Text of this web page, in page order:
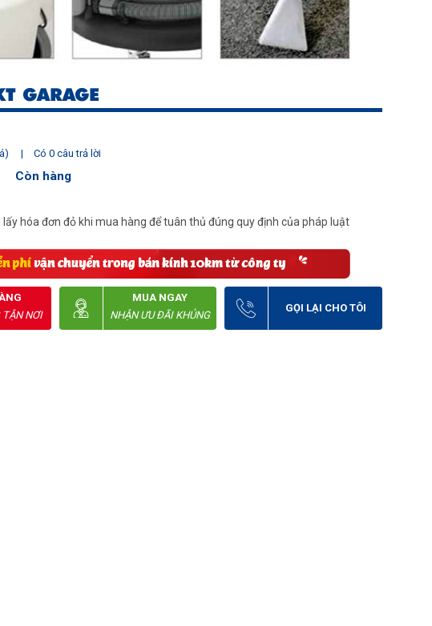
GARAGE
|
Có 0 câu trả lời
Còn hàng
lấy hóa đơn đỏ khi mua hàng để tuân thủ đúng quy định của pháp luật
TẬN NƠI
MUA NGAY
NHẬN ƯU ĐÃI KHỦNG
GỌI LẠI CHO TÔI